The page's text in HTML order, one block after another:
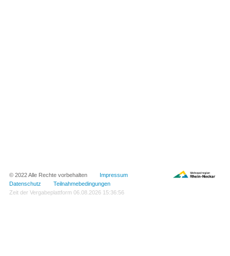
© 2022 Alle Rechte vorbehalten Impressum
Datenschutz
Teilnahmebedingungen
Zeit der Vergabeplattform 06.08.2026 15:36:56